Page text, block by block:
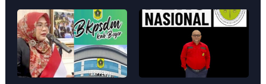
Sudah Pasti Meluas
Nafasindo Aceh Singkil